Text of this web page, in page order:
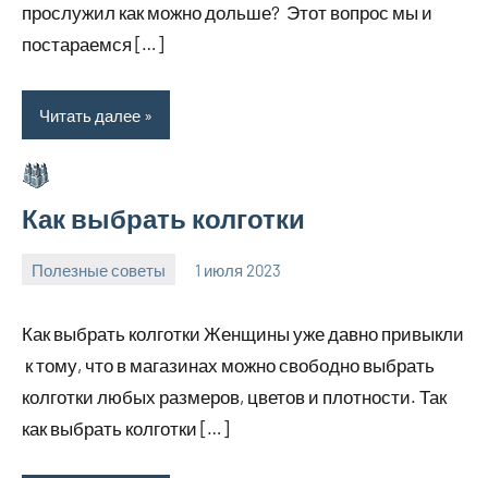
прослужил как можно дольше? Этот вопрос мы и
постараемся […]
Читать далее
Как выбрать колготки
Полезные советы 1 июля 2023
Как выбрать колготки Женщины уже давно привыкли
к тому, что в магазинах можно свободно выбрать
колготки любых размеров, цветов и плотности. Так
как выбрать колготки […]